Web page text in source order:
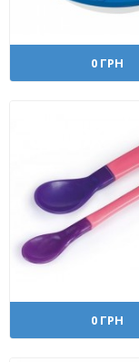
0 ГРН
0 ГРН